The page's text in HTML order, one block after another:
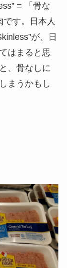
= 「骨な
です。日本人
が、日
はまると思
、骨なしに
まうかもし